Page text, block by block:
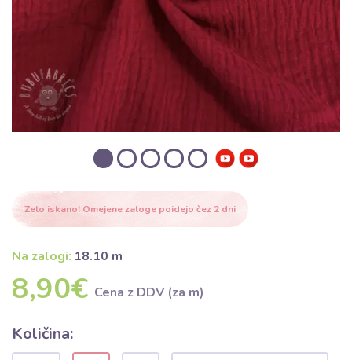
Zelo iskano! Omejene zaloge poidejo čez 2 dni
Na zalogi: 18.10 m
8,90€ Cena z DDV (za m)
Količina: